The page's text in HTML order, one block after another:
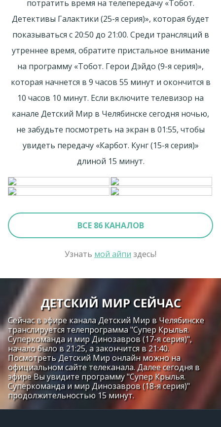
потратить время на телепередачу «Тобот.
Детективы Галактики (25-я серия)», которая будет
показываться с 20:50 до 21:00. Среди трансляций в
утреннее время, обратите пристальное внимание
на программу «Тобот. Герои Дэйдо (9-я серия)»,
которая начнется в 9 часов 55 минут и окончится в
10 часов 10 минут. Если включите телевизор на
канале Детский Мир в Челябинске сегодня ночью,
не забудьте посмотреть на экран в 01:55, чтобы
увидеть передачу «Карбот. Кунг (15-я серия)»
длиной 15 минут.
ВСЕ 86 КАНАЛОВ
Узнать мой айпи здесь!
ДЕТСКИЙ МИР СЕЙЧАС
Сейчас в эфире канала Детский Мир в Челябинске
транслируется телепрограмма "Супер Крылья.
Суперкоманда и мир Динозавров (17-я серия)",
начало было в 21:25, а закончится в 21:40.
Посмотреть Детский Мир онлайн можно на
официальном сайте телеканала. Далее сегодня в
эфире Вы увидите программу "Супер Крылья.
Суперкоманда и мир Динозавров (18-я серия)"
продолжительностью 15 минут.